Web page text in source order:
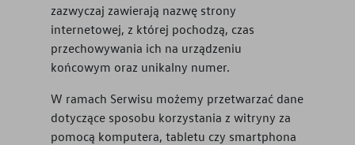
zazwyczaj zawierają nazwę strony
internetowej, z której pochodzą, czas
przechowywania ich na urządzeniu
końcowym oraz unikalny numer.
W ramach Serwisu możemy przetwarzać dane
dotyczące sposobu korzystania z witryny za
pomocą komputera, tabletu czy smartphona